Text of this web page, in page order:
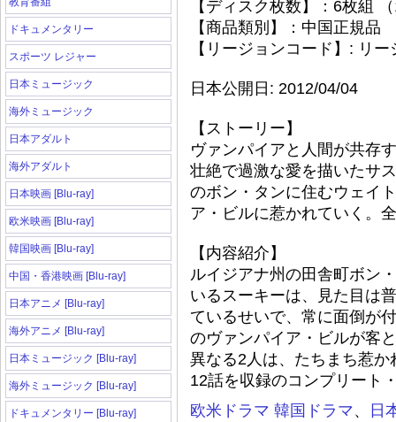
ドキュメンタリー
スポーツ レジャー
日本ミュージック
海外ミュージック
日本アダルト
海外アダルト
日本映画 [Blu-ray]
欧米映画 [Blu-ray]
韓国映画 [Blu-ray]
中国・香港映画 [Blu-ray]
日本アニメ [Blu-ray]
海外アニメ [Blu-ray]
日本ミュージック [Blu-ray]
海外ミュージック [Blu-ray]
ドキュメンタリー [Blu-ray]
【ディスク枚数】：6枚組
【商品類別】：中国正規品
【リージョンコード】: リ
日本公開日: 2012/04/04
【ストーリー】
ヴァンパイアと人間が共存
壮絶で過激な愛を描いたサ
のボン・タンに住むウェイ
ア・ビルに惹かれていく。
【内容紹介】
ルイジアナ州の田舎町ボン
いるスーキーは、見た目は
ているせいで、常に面倒が
のヴァンパイア・ビルが客
異なる2人は、たちまち惹
12話を収録のコンプリート
欧米ドラマ 韓国ドラマ、
日